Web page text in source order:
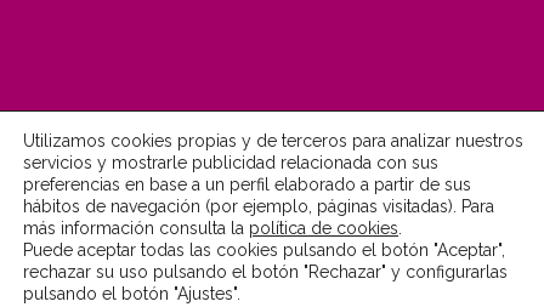
© Fundación MonteLeón 2022
Aviso Legal
Política de Privacidad
Política de Cookies
Utilizamos cookies propias y de terceros para analizar nuestros
servicios y mostrarle publicidad relacionada con sus
preferencias en base a un perfil elaborado a partir de sus
hábitos de navegación (por ejemplo, páginas visitadas). Para
más información consulta la política de cookies
Puede aceptar todas las cookies pulsando el botón "Aceptar",
rechazar su uso pulsando el botón "Rechazar" y configurarlas
pulsando el botón "Ajustes".